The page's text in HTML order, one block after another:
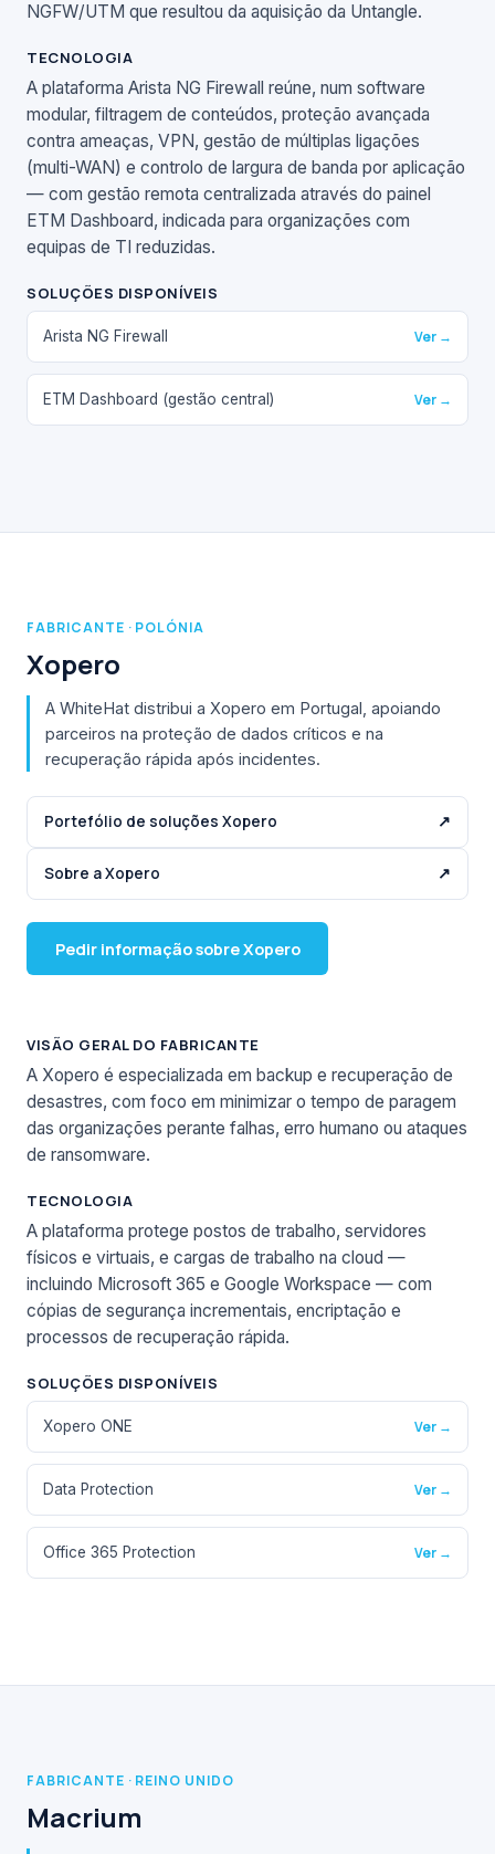
NGFW/UTM que resultou da aquisição da Untangle.
TECNOLOGIA
A plataforma Arista NG Firewall reúne, num software
modular, filtragem de conteúdos, proteção avançada
contra ameaças, VPN, gestão de múltiplas ligações
(multi-WAN) e controlo de largura de banda por aplicação
— com gestão remota centralizada através do painel
ETM Dashboard, indicada para organizações com
equipas de TI reduzidas.
SOLUÇÕES DISPONÍVEIS
Arista NG Firewall Ver →
ETM Dashboard (gestão central) Ver →
FABRICANTE · POLÓNIA
Xopero
A WhiteHat distribui a Xopero em Portugal, apoiando
parceiros na proteção de dados críticos e na
recuperação rápida após incidentes.
Portefólio de soluções Xopero ↗
Sobre a Xopero ↗
Pedir informação sobre Xopero
VISÃO GERAL DO FABRICANTE
A Xopero é especializada em backup e recuperação de
desastres, com foco em minimizar o tempo de paragem
das organizações perante falhas, erro humano ou ataques
de ransomware.
TECNOLOGIA
A plataforma protege postos de trabalho, servidores
físicos e virtuais, e cargas de trabalho na cloud —
incluindo Microsoft 365 e Google Workspace — com
cópias de segurança incrementais, encriptação e
processos de recuperação rápida.
SOLUÇÕES DISPONÍVEIS
Xopero ONE Ver →
Data Protection Ver →
Office 365 Protection Ver →
FABRICANTE · REINO UNIDO
Macrium